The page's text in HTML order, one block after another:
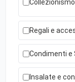
Collezionismo
Regali e
Condimenti e
Insalate e